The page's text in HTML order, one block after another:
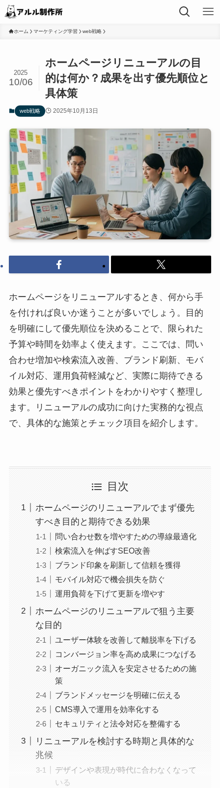
ホーム マーケティング学習 web戦略
ホームページリニューアルの目
的は何か？成果を出す優先順位と
具体策
2025
10/06
web戦略 2025年10月13日
ホームページをリニューアルするとき、何から手
を付ければ良いか迷うことが多いでしょう。目的
を明確にして優先順位を決めることで、限られた
予算や時間を効率よく使えます。ここでは、問い
合わせ増加や検索流入改善、ブランド刷新、モバ
イル対応、運用負荷軽減など、実際に期待できる
効果と優先すべきポイントをわかりやすく整理し
ます。リニューアルの成功に向けた実務的な視点
で、具体的な施策とチェック項目を紹介します。
目次
ホームページのリニューアルでまず優先
すべき目的と期待できる効果
問い合わせ数を増やすための導線最適化
検索流入を伸ばすSEO改善
ブランド印象を刷新して信頼を獲得
モバイル対応で機会損失を防ぐ
運用負荷を下げて更新を増やす
ホームページのリニューアルで狙う主要
な目的
ユーザー体験を改善して離脱率を下げる
コンバージョン率を高め成果につなげる
オーガニック流入を安定させるための施
策
ブランドメッセージを明確に伝える
CMS導入で運用を効率化する
セキュリティと法令対応を整備する
リニューアルを検討する時期と具体的な
兆候
デザインや表現が時代に合わなくなって
いる